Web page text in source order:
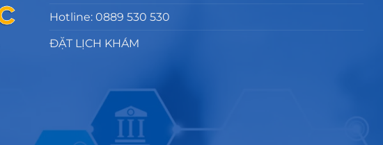
Hotline: 0889 530 530
ĐẶT LỊCH KHÁM